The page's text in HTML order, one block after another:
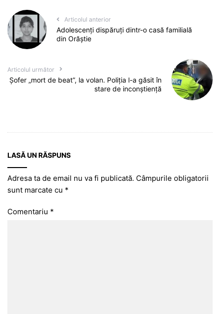
Articolul anterior
Adolescenți dispăruți dintr-o casă familială
din Orăștie
Articolul următor
Șofer „mort de beat”, la volan. Poliția l-a găsit în
stare de inconștiență
LASĂ UN RĂSPUNS
Adresa ta de email nu va fi publicată. Câmpurile obligatorii
sunt marcate cu *
Comentariu *